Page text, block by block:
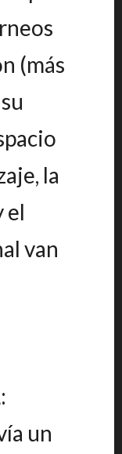
(más
la
el
van
un